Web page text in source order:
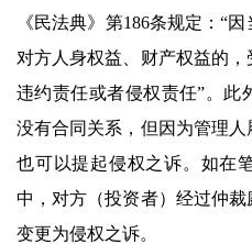
《民法典》第186条规定：“
对方人身权益、财产权益的
违约责任或者侵权责任”。此
没有合同关系，但因为管理
也可以提起侵权之诉。如在
中，对方（投资者）经过仲
变更为侵权之诉。